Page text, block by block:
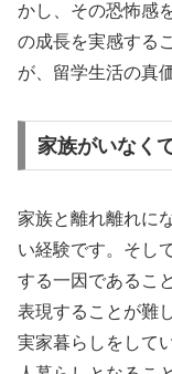
かし、その恐怖感
の成長を実感する
が、留学生活の真
家族がいなく
家族と離れ離れに
い経験です。そし
する一因であるこ
表現することが難
実家暮らしをして